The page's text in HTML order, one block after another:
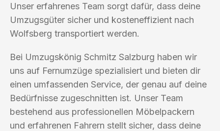
Unser erfahrenes Team sorgt dafür, dass deine
Umzugsgüter sicher und kosteneffizient nach
Wolfsberg transportiert werden.
Bei Umzugskönig Schmitz Salzburg haben wir
uns auf Fernumzüge spezialisiert und bieten dir
einen umfassenden Service, der genau auf deine
Bedürfnisse zugeschnitten ist. Unser Team
bestehend aus professionellen Möbelpackern
und erfahrenen Fahrern stellt sicher, dass deine